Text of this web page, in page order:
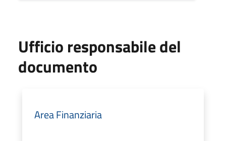
Ufficio responsabile del
documento
Area Finanziaria